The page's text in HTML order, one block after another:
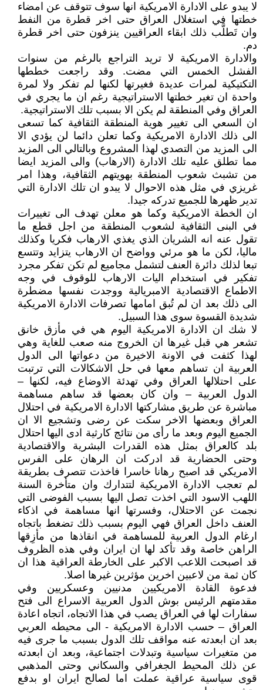
لا يبدو على الادارة الامريكية انها سوف تتوقف عن امضاء
خطتها في استغلال العراق حتى اخر قطرة من النفط
وان تَطلَّب ذلك ابقاء العراقيين ينزفون حتى اخر قطرة
دم.
والادارة الامريكية لا تريد التراجع بالرغم من سنوات
الفشل الخمس التي مضت. وقد راجعت خططها
التكتيكية لمرات عديدة فغيرتها لكنها لم تفكر ولا لمرة
واحدة ان تغير خطتها الاستراتيجية رغم ان ما يجري في
العراق وفي المنطقة لم يكن الا بسبب تلك الاستراتيجية.
ان السعي الى تغيير هوية المنطقة الثقافية كما تسعى
الى ذلك الادارة الامريكية وكما تعلن دائما لن يؤدي الا
الى المزيد من التصدي لهذا المشروع وبالتالي الى المزيد
مما تطلق عليه تلك الادارة (الارهاب) والى المزيد ايضا
من تشبث شعوب المنطقة بهويتهم الثقافية، وهذا امر
غريزي في مثل هذه الاحوال لا يبدو ان تلك الادارة التي
تدير ظهرها للجميع تدركه جيدا.
ان الخطة الامريكية وكما هو معلن تهدف الى تغييرات
في البنى الثقافية لشعوب المنطقة من اجل قطع ما
تقول عنه انه الشريان الذي يغذي الارهاب فكريا وكذلك
ماليا، لكن ما هو مرئي وواضح ان الارهاب يتزايد وتتسع
تبعا لذلك دائرة العنف لتشمل مجاميع لم تكن تفكر مجرد
تفكير في استخدام اليات الارهاب للوقوف في وجه
الاطماع الاقتصادية الامبريالية ووجدت نفسها مضطرة
الى ذلك بعد ان لم تُبق امامها تصرفات الادارة الامريكية
شديدة القسوة سوى هذا السبيل.
لا شك ان الادارة الامريكية اليوم هي في مأزق خانق
تشعر هي قبل غيرها ان الخروج منه صعب للغاية وهي
لهذا كثفت في الاونة الاخيرة من دعواتها الى الدول
العربية ان تساهم معها في حل الاشكالات التي ترتبت
على احتلالها العراق وفي تهدئة الاوضاع فيه، لكنها –
الدول العربية – وان كان بعضها قد ساهم مساهمة
مباشرة عن طريق مشاركتها الادارة الامريكية في احتلال
العراق وبعضها الاخر سكت عن رضى وتشجيع الا ان
الجميع اليوم وبعد ما رأى من نتائج كارثية ادى اليها احتلال
بلد كالعراق بمثل هذه القدرات البشرية والاقتصادية
وحتى الحضارية قد ادركت ان الرهان على الفرس
الامريكي قد اصبح رهانا خاسرا فاخذت تتصرف بطريقة
لم تعجب الادارة الامريكية لتتدارك وان متأخرة السنة
اللهب الاسود التي اخذت تصل اليها بسبب الفوضى التي
نجمت عن الاحتلال، وفسرتها انها مساهمة في اذكاء
العنف داخل العراق فهي اليوم بسبب ذلك تضغط باتجاه
ارغام الدول العربية للمساهمة في انقاذها من مأزِقها
الراهن خاصة وقد تأكد لها ان ايران وفي هذه الظروف
قد اصبحت اللاعب الاكبر على الخارطة العراقية هذا ان
كان ثمة من لاعبين اخرين مؤثرين غيرها اصلا.
فدعوة القادة الامريكيين مدنيين وعسكريين وفي
مقدمتهم الرئيس بوش الدول العربية الاسراع الى فتح
سفارات لها في العراق يصب في هذا الاتجاه، اتجاه اعادة
العراق – حسب الادارة الامريكية - الى محيطه العربي
بعد ان ابعدته عنه مواقف تلك الدول بسبب ما جرى فيه
من متغيرات سياسية وتبدلات اجتماعية، وبعد ان ابعدته
عن ذلك المحيط الجغرافي والسكاني وحتى المذهبي
قوى سياسية عراقية عملت اما لصالح ايران او بدفع